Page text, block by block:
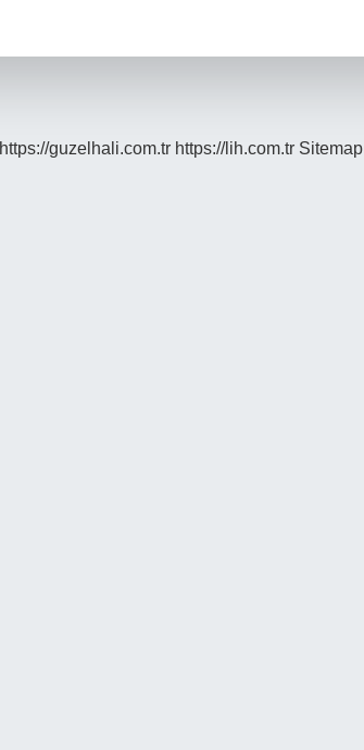
https://guzelhali.com.tr https://lih.com.tr Sitemap